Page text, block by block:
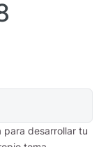
para desarrollar tu